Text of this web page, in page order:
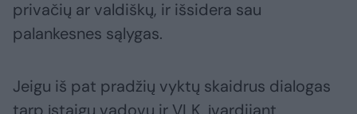
privačių ar valdiškų, ir išsidera sau
palankesnes sąlygas.
Jeigu iš pat pradžių vyktų skaidrus dialogas